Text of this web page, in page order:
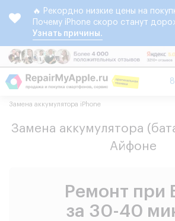
🔥 Рекордно низкие цены на
Почему iPhone скоро станут
Узнать причины.
Замена аккумулятора iPhone
Замена аккумулятора
Айфоне
Ремонт при
за 30-40